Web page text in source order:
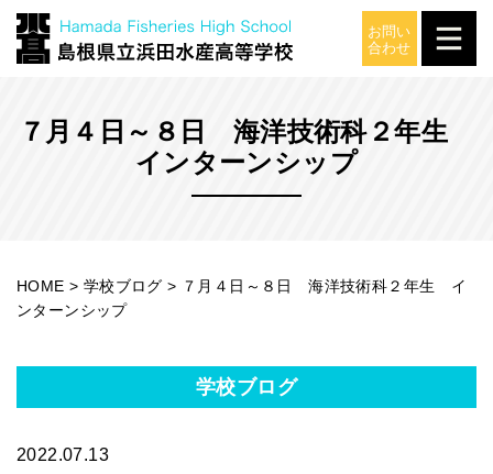
７月４日～８日 海洋技術科２年生
インターンシップ
学校ブログ
HOME > 学校ブログ > ７月４日～８日 海洋技術科２年生 イ
ンターンシップ
学校ブログ
2022.07.13